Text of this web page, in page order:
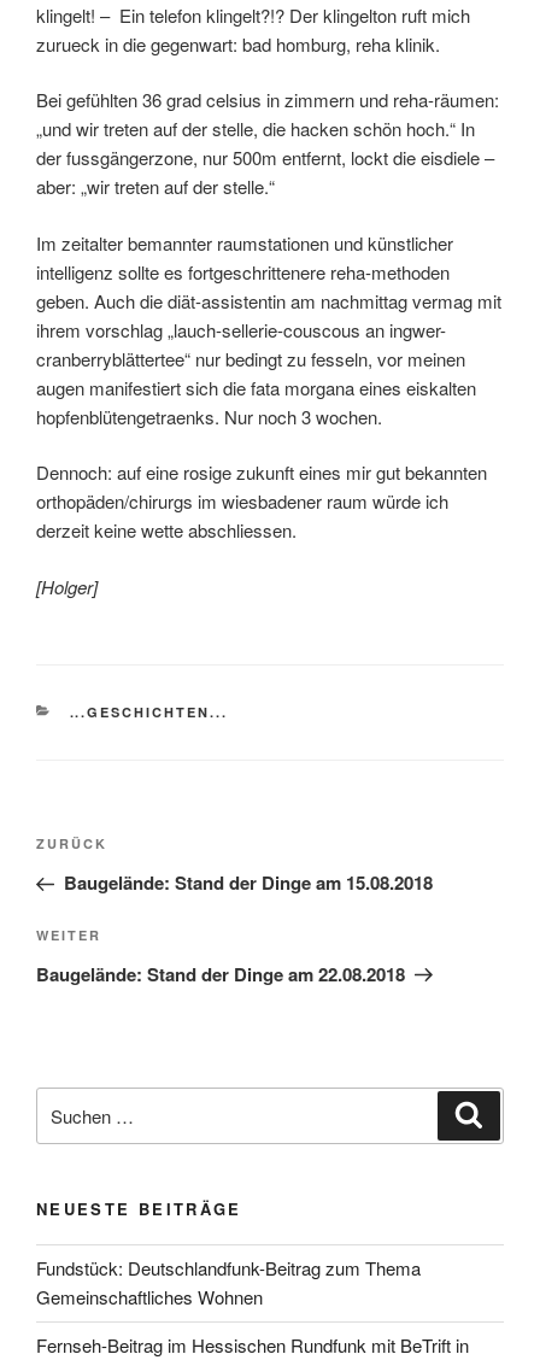
klingelt! – Ein telefon klingelt?!? Der klingelton ruft mich
zurueck in die gegenwart: bad homburg, reha klinik.
Bei gefühlten 36 grad celsius in zimmern und reha-räumen:
„und wir treten auf der stelle, die hacken schön hoch.“ In
der fussgängerzone, nur 500m entfernt, lockt die eisdiele –
aber: „wir treten auf der stelle.“
Im zeitalter bemannter raumstationen und künstlicher
intelligenz sollte es fortgeschrittenere reha-methoden
geben. Auch die diät-assistentin am nachmittag vermag mit
ihrem vorschlag „lauch-sellerie-couscous an ingwer-
cranberryblättertee“ nur bedingt zu fesseln, vor meinen
augen manifestiert sich die fata morgana eines eiskalten
hopfenblütengetraenks. Nur noch 3 wochen.
Dennoch: auf eine rosige zukunft eines mir gut bekannten
orthopäden/chirurgs im wiesbadener raum würde ich
derzeit keine wette abschliessen.
[Holger]
KATEGORIEN
...GESCHICHTEN...
Beitragsnavigation
Vorheriger
Beitrag
ZURÜCK
Baugelände: Stand der Dinge am 15.08.2018
Nächster
Beitrag
WEITER
Baugelände: Stand der Dinge am 22.08.2018
nach:
NEUESTE BEITRÄGE
Fundstück: Deutschlandfunk-Beitrag zum Thema
Gemeinschaftliches Wohnen
Fernseh-Beitrag im Hessischen Rundfunk mit BeTrift in